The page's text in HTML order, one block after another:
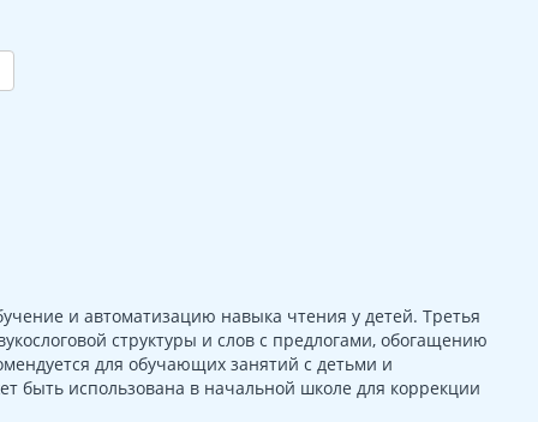
и автоматизацию навыка чтения у детей. Третья
структуры и слов с предлогами, обогащению
для обучающих занятий с детьми и
быть использована в начальной школе для коррекции